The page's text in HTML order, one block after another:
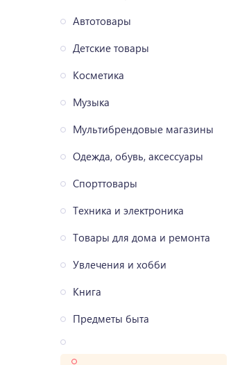
Автотовары
Детские товары
Косметика
Музыка
Мультибрендовые магазины
Одежда, обувь, аксессуары
Спорттовары
Техника и электроника
Товары для дома и ремонта
Увлечения и хобби
Книга
Предметы быта